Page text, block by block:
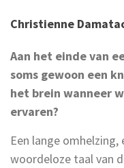
Christienne
Aan het einde van
soms gewoon een
het brein wanneer
ervaren?
Een lange omhelzing,
woordeloze taal van